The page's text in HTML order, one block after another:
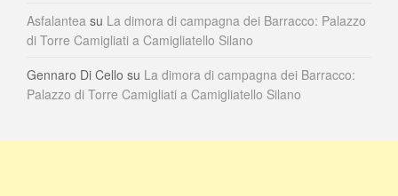
Asfalantea su La dimora di campagna dei Barracco: Palazzo
di Torre Camigliati a Camigliatello Silano
Gennaro Di Cello su La dimora di campagna dei Barracco:
Palazzo di Torre Camigliati a Camigliatello Silano